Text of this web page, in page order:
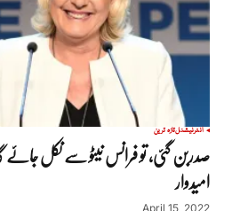
انٹرنیشنلتازہ ترین
صدربن گئی، تو فرانس نیٹو سے نکل جائے
امیدوار
April 15, 2022